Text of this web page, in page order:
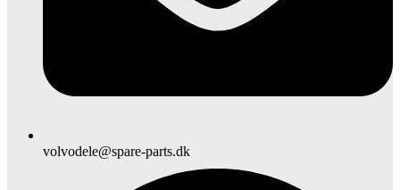
volvodele@spare-parts.dk